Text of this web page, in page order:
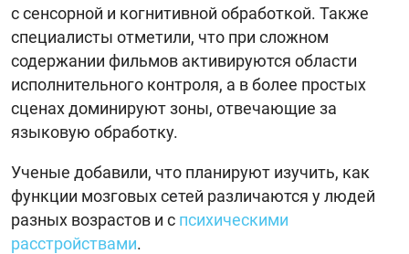
с сенсорной и когнитивной обработкой. Также
специалисты отметили, что при сложном
содержании фильмов активируются области
исполнительного контроля, а в более простых
сценах доминируют зоны, отвечающие за
языковую обработку.
Ученые добавили, что планируют изучить, как
функции мозговых сетей различаются у людей
разных возрастов и с психическими
расстройствами.